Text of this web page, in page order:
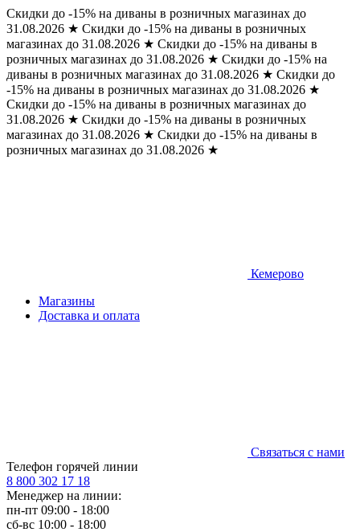
Скидки до -15% на диваны в розничных магазинах до
31.08.2026 ★ Скидки до -15% на диваны в розничных
магазинах до 31.08.2026 ★ Скидки до -15% на диваны в
розничных магазинах до 31.08.2026 ★ Скидки до -15% на
диваны в розничных магазинах до 31.08.2026 ★ Скидки до
-15% на диваны в розничных магазинах до 31.08.2026 ★
Скидки до -15% на диваны в розничных магазинах до
31.08.2026 ★ Скидки до -15% на диваны в розничных
магазинах до 31.08.2026 ★ Скидки до -15% на диваны в
розничных магазинах до 31.08.2026 ★
Кемерово
Магазины
Доставка и оплата
Связаться с нами
Телефон горячей линии
8 800 302 17 18
Менеджер на линии:
пн-пт 09:00 - 18:00
сб-вс 10:00 - 18:00